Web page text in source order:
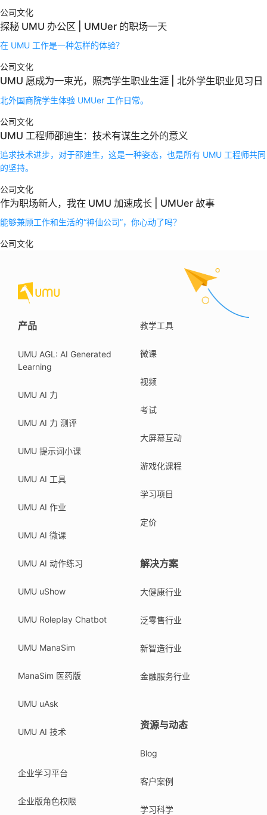
公司文化
探秘 UMU 办公区 | UMUer 的职场一天
在 UMU 工作是一种怎样的体验？
公司文化
UMU 愿成为一束光，照亮学生职业生涯 | 北外学生职业见习日
北外国商院学生体验 UMUer 工作日常。
公司文化
UMU 工程师邵迪生：技术有谋生之外的意义
追求技术进步，对于邵迪生，这是一种姿态，也是所有 UMU 工程师共同
的坚持。
公司文化
作为职场新人，我在 UMU 加速成长 | UMUer 故事
能够兼顾工作和生活的“神仙公司”，你心动了吗？
公司文化
产品
UMU AGL: AI Generated
Learning
UMU AI 力
UMU AI 力 测评
UMU 提示词小课
UMU AI 工具
UMU AI 作业
UMU AI 微课
UMU AI 动作练习
UMU uShow
UMU Roleplay Chatbot
UMU ManaSim
ManaSim 医药版
UMU uAsk
UMU AI 技术
企业学习平台
企业版角色权限
教学工具
微课
视频
考试
大屏幕互动
游戏化课程
学习项目
定价
解决方案
大健康行业
泛零售行业
新智造行业
金融服务行业
资源与动态
Blog
客户案例
学习科学